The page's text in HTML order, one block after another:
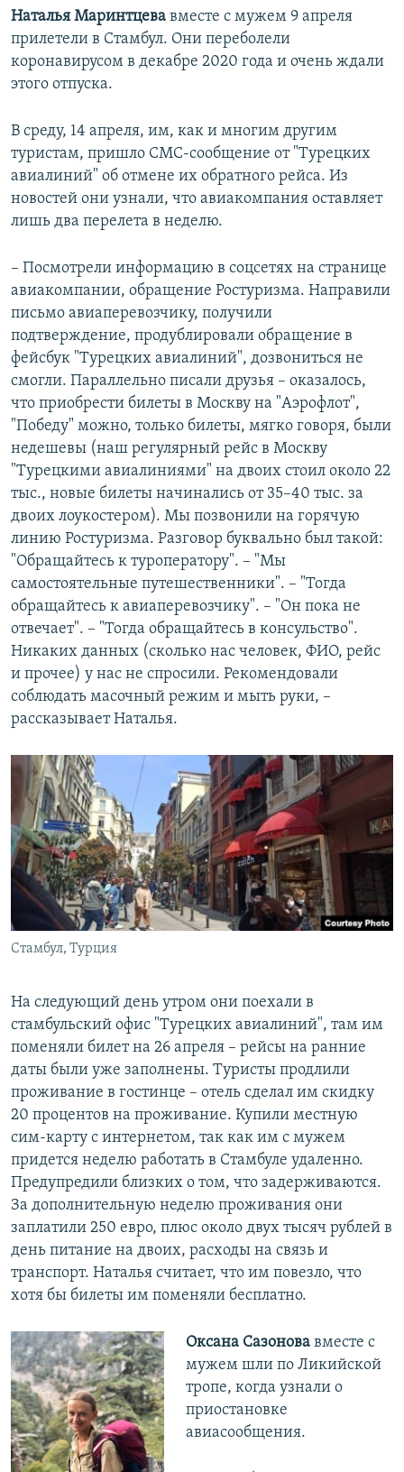
Наталья Маринтцева вместе с мужем 9 апреля
прилетели в Стамбул. Они переболели
коронавирусом в декабре 2020 года и очень ждали
этого отпуска.
В среду, 14 апреля, им, как и многим другим
туристам, пришло СМС-сообщение от "Турецких
авиалиний" об отмене их обратного рейса. Из
новостей они узнали, что авиакомпания оставляет
лишь два перелета в неделю.
– Посмотрели информацию в соцсетях на странице
авиакомпании, обращение Ростуризма. Направили
письмо авиаперевозчику, получили
подтверждение, продублировали обращение в
фейсбук "Турецких авиалиний", дозвониться не
смогли. Параллельно писали друзья – оказалось,
что приобрести билеты в Москву на "Аэрофлот",
"Победу" можно, только билеты, мягко говоря, были
недешевы (наш регулярный рейс в Москву
"Турецкими авиалиниями" на двоих стоил около 22
тыс., новые билеты начинались от 35–40 тыс. за
двоих лоукостером). Мы позвонили на горячую
линию Ростуризма. Разговор буквально был такой:
"Обращайтесь к туроператору". – "Мы
самостоятельные путешественники". – "Тогда
обращайтесь к авиаперевозчику". – "Он пока не
отвечает". – "Тогда обращайтесь в консульство".
Никаких данных (сколько нас человек, ФИО, рейс
и прочее) у нас не спросили. Рекомендовали
соблюдать масочный режим и мыть руки, –
рассказывает Наталья.
Стамбул, Турция
На следующий день утром они поехали в
стамбульский офис "Турецких авиалиний", там им
поменяли билет на 26 апреля – рейсы на ранние
даты были уже заполнены. Туристы продлили
проживание в гостинце – отель сделал им скидку
20 процентов на проживание. Купили местную
сим-карту с интернетом, так как им с мужем
придется неделю работать в Стамбуле удаленно.
Предупредили близких о том, что задерживаются.
За дополнительную неделю проживания они
заплатили 250 евро, плюс около двух тысяч рублей в
день питание на двоих, расходы на связь и
транспорт. Наталья считает, что им повезло, что
хотя бы билеты им поменяли бесплатно.
Оксана Сазоновавместе с
мужем шли по Ликийской
тропе, когда узнали о
приостановке
авиасообщения.